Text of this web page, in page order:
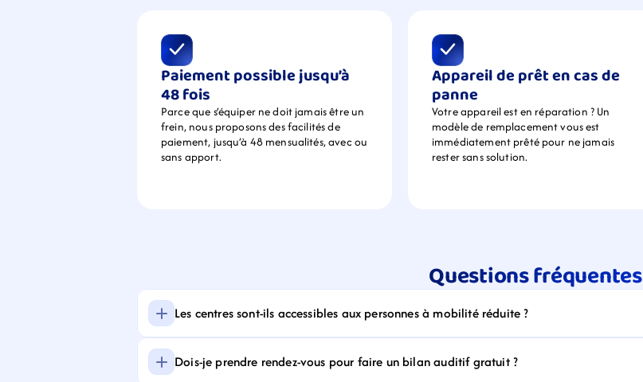
Paiement possible jusqu’à
48 fois
Parce que s’équiper ne doit jamais être un
frein, nous proposons des facilités de
paiement, jusqu’à 48 mensualités, avec ou
sans apport.
Appareil de prêt en cas de
panne
Votre appareil est en réparation ? Un
modèle de remplacement vous est
immédiatement prêté pour ne jamais
rester sans solution.
Questions fréquentes
Les centres sont-ils accessibles aux personnes à mobilité réduite ?
Dois-je prendre rendez-vous pour faire un bilan auditif gratuit ?